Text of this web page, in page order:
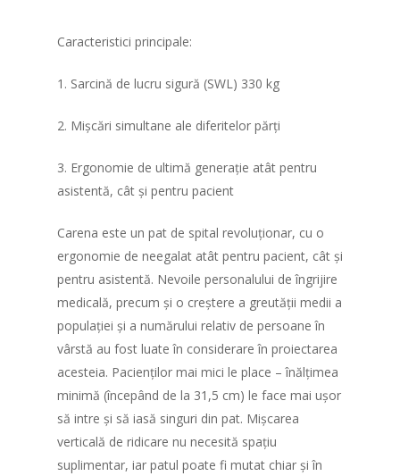
Caracteristici principale:
1. Sarcină de lucru sigură (SWL) 330 kg
2. Mișcări simultane ale diferitelor părți
3. Ergonomie de ultimă generație atât pentru
asistentă, cât și pentru pacient
Carena este un pat de spital revoluționar, cu o
ergonomie de neegalat atât pentru pacient, cât și
pentru asistentă. Nevoile personalului de îngrijire
medicală, precum și o creștere a greutății medii a
populației și a numărului relativ de persoane în
vârstă au fost luate în considerare în proiectarea
acesteia. Pacienților mai mici le place – înălțimea
minimă (începând de la 31,5 cm) le face mai ușor
să intre și să iasă singuri din pat. Mișcarea
verticală de ridicare nu necesită spațiu
suplimentar, iar patul poate fi mutat chiar și în
Acasa
Produse
Instrumentar medical
Dizpozitive medicale
Curatenie si igiena
Paturi spital
Mese spital
Despre noi
Parteneri
Contact